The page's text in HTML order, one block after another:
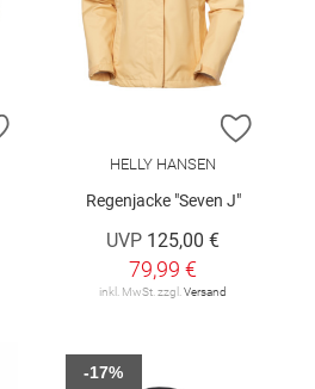
ZUR WUNSCHLISTE HINZUFÜGEN
ZUR
HELLY HANSEN
Regenjacke "Seven J"
UVP 125,00 €
79,99 €
inkl. MwSt. zzgl. Versand
-17%